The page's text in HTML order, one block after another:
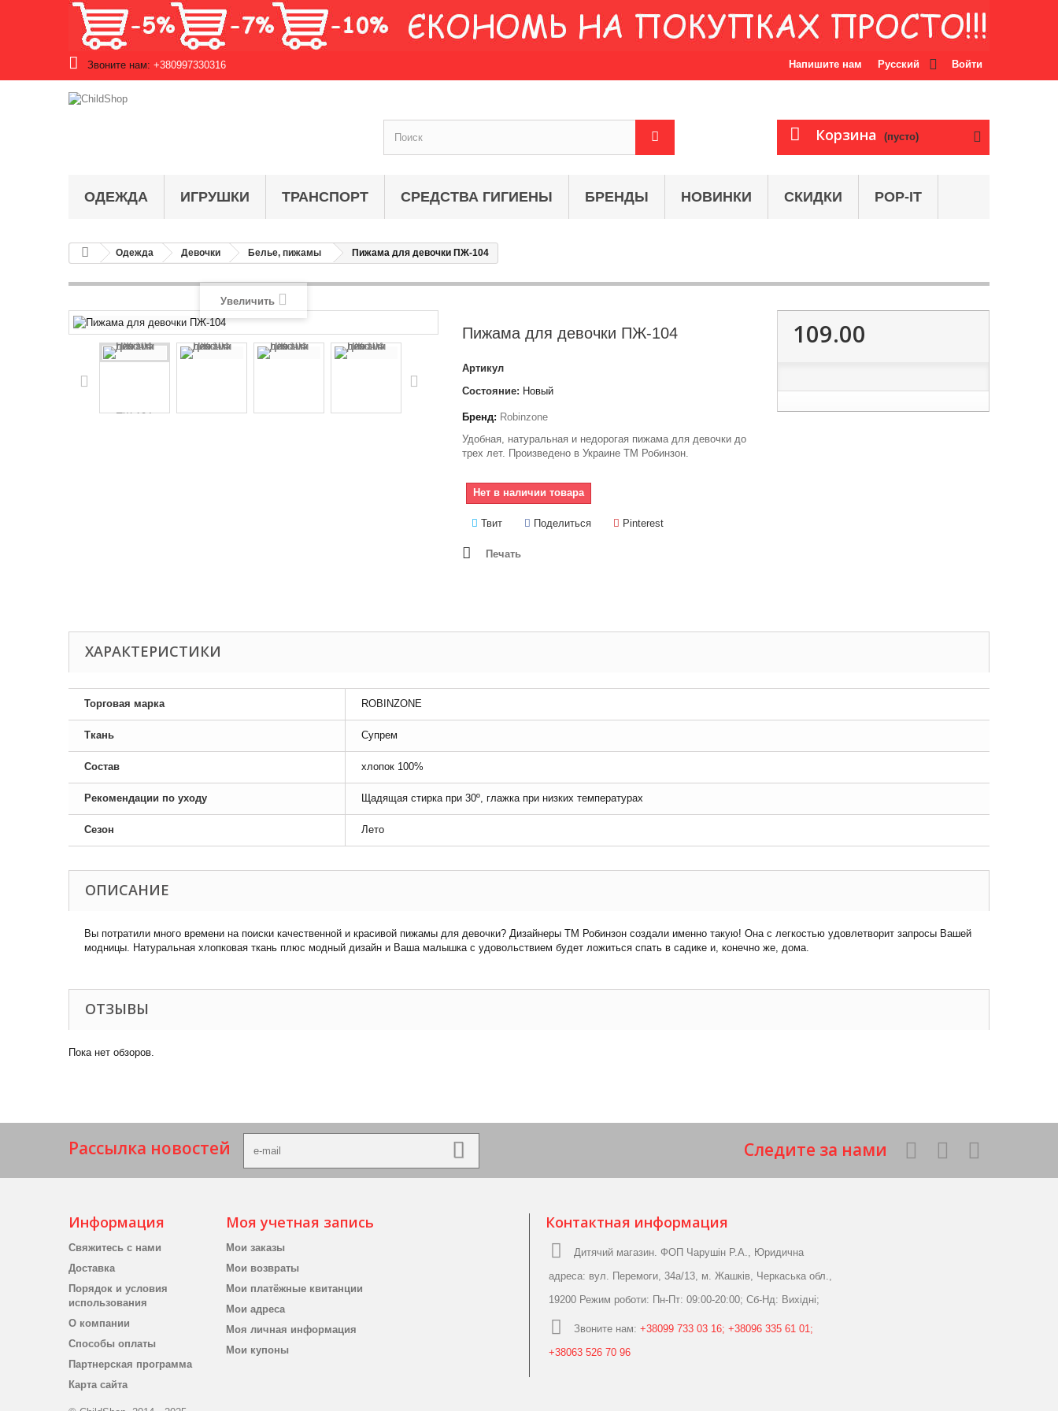
Войти
Русский
Напишите нам
Звоните нам: +380997330316
Корзина (пусто)
ОДЕЖДА ИГРУШКИ ТРАНСПОРТ СРЕДСТВА ГИГИЕНЫ БРЕНДЫ НОВИНКИ СКИДКИ POP-IT
Одежда Девочки Белье, пижамы Пижама для девочки ПЖ-104
Увеличить
Пижама для девочки ПЖ-104
Артикул
Состояние: Новый
Бренд: Robinzone
Удобная, натуральная и недорогая пижама для девочки до
трех лет. Произведено в Украине ТМ Робинзон.
Нет в наличии товара
Твит Поделиться Pinterest
Печать
109.00
ХАРАКТЕРИСТИКИ
Торговая марка ROBINZONE
Ткань Супрем
Состав хлопок 100%
Рекомендации по уходу Щадящая стирка при 30º, глажка при низких температурах
Сезон Лето
ОПИСАНИЕ
Вы потратили много времени на поиски качественной и красивой пижамы для девочки? Дизайнеры ТМ Робинзон создали именно такую! Она с легкостью удовлетворит запросы Вашей
модницы. Натуральная хлопковая ткань плюс модный дизайн и Ваша малышка с удовольствием будет ложиться спать в садике и, конечно же, дома.
ОТЗЫВЫ
Пока нет обзоров.
Рассылка новостей Следите за нами
Информация
Свяжитесь с нами
Доставка
Порядок и условия
использования
О компании
Способы оплаты
Партнерская программа
Карта сайта
Моя учетная запись
Мои заказы
Мои возвраты
Мои платёжные квитанции
Мои адреса
Моя личная информация
Мои купоны
Контактная информация
Дитячий магазин. ФОП Чарушін Р.А., Юридична
адреса: вул. Перемоги, 34а/13, м. Жашків, Черкаська обл.,
19200 Режим роботи: Пн-Пт: 09:00-20:00; Сб-Нд: Вихідні;
Звоните нам: +38099 733 03 16; +38096 335 61 01;
+38063 526 70 96